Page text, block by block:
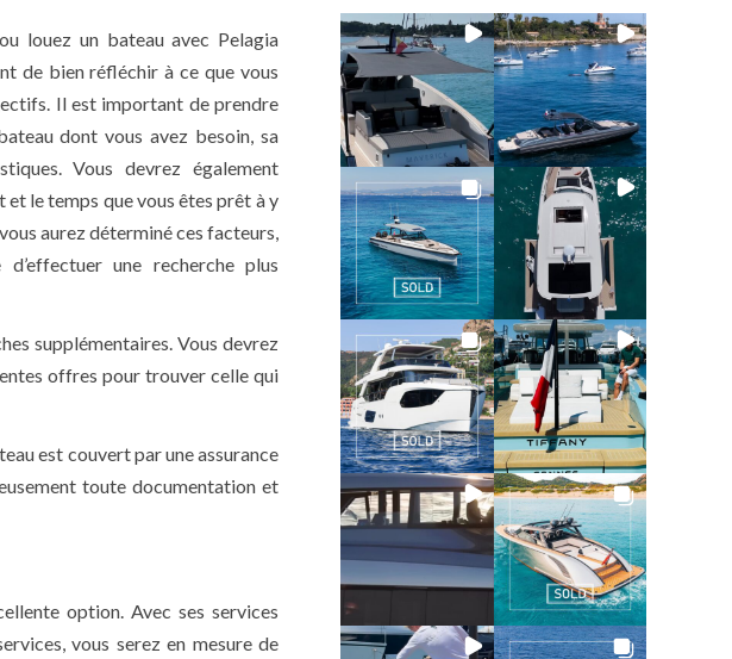
louez un bateau avec Pelagia
de bien réfléchir à ce que vous
Il est important de prendre
dont vous avez besoin, sa
Vous devrez également
le temps que vous êtes prêt à y
aurez déterminé ces facteurs,
une recherche plus
supplémentaires. Vous devrez
offres pour trouver celle qui
est couvert par une assurance
toute documentation et
option. Avec ses services
vous serez en mesure de